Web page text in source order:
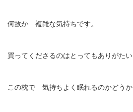
何故か 複雑な気持ちです。
買ってくださるのはとってもありがた
この枕で 気持ちよく眠れるのかどうか